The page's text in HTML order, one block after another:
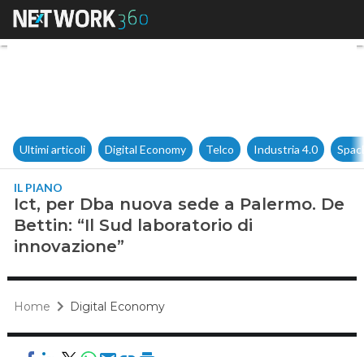
Ict, per Dba nuova sede a
Ultimi articoli Digital Economy Telco Industria 4.0
IL PIANO
Ict, per Dba nuova sede a Palermo. De
Bettin: “Il Sud laboratorio di
innovazione”
Home Digital Economy